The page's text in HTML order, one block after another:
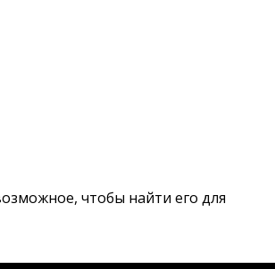
чтобы найти его для